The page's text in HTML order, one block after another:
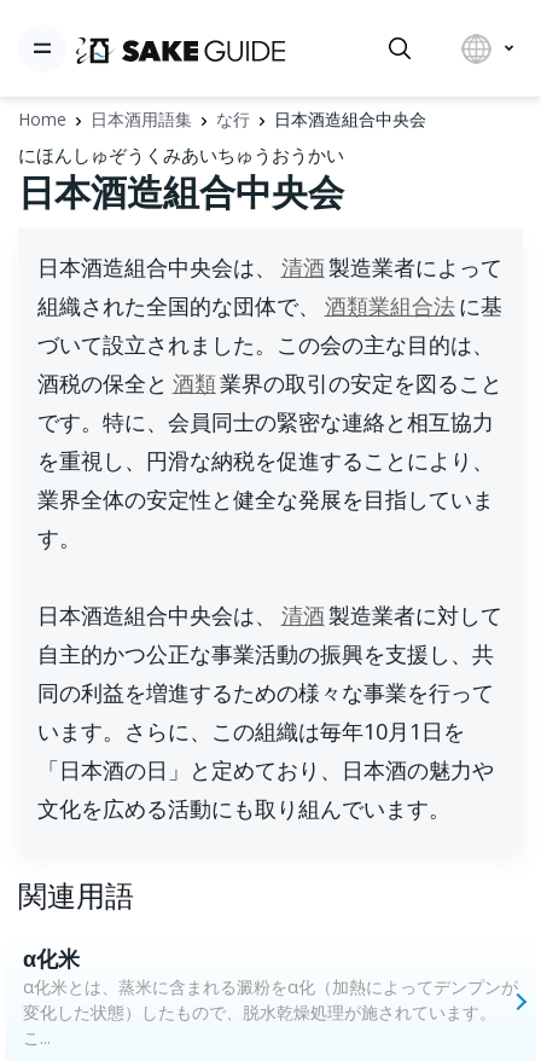
Home 日本酒用語集 な行 日本酒造組合中央会
にほんしゅぞうくみあいちゅうおうかい
日本酒造組合中央会
日本酒造組合中央会は、 清酒 製造業者によって
組織された全国的な団体で、
酒類業組合法に基
づいて設立されました。この会の主な目的は、
酒税の保全と 酒類業界の取引の安定を図ること
です。特に、会員同士の緊密な連絡と相互協力
を重視し、円滑な納税を促進することにより、
業界全体の安定性と健全な発展を目指していま
す。
日本酒造組合中央会は、 清酒 製造業者に対して
自主的かつ公正な事業活動の振興を支援し、共
同の利益を増進するための様々な事業を行って
います。さらに、この組織は毎年10月1日を
「日本酒の日」と定めており、日本酒の魅力や
文化を広める活動にも取り組んでいます。
関連用語
α化米
α化米とは、蒸米に含まれる澱粉をα化（加熱によってデンプンが
変化した状態）したもので、脱水乾燥処理が施されています。
こ...